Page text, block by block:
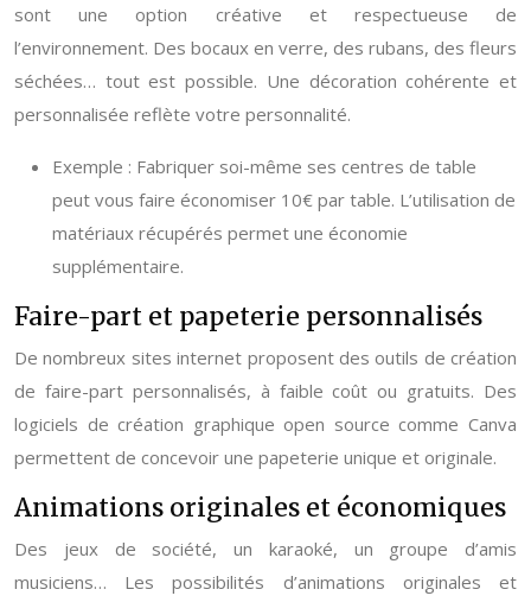
sont une option créative et respectueuse de
l’environnement. Des bocaux en verre, des rubans, des fleurs
séchées… tout est possible. Une décoration cohérente et
personnalisée reflète votre personnalité.
Exemple : Fabriquer soi-même ses centres de table
peut vous faire économiser 10€ par table. L’utilisation de
matériaux récupérés permet une économie
supplémentaire.
Faire-part et papeterie personnalisés
De nombreux sites internet proposent des outils de création
de faire-part personnalisés, à faible coût ou gratuits. Des
logiciels de création graphique open source comme Canva
permettent de concevoir une papeterie unique et originale.
Animations originales et économiques
Des jeux de société, un karaoké, un groupe d’amis
musiciens… Les possibilités d’animations originales et